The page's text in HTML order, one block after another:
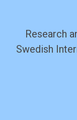
Research
Swedish